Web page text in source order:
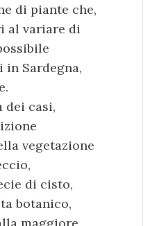
di piante che,
al variare di
Sardegna,
dei casi,
vegetazione
di cisto,
botanico,
maggiore